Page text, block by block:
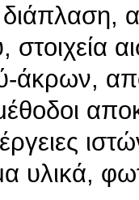
διάπλαση,
στοιχεία
υλικά,